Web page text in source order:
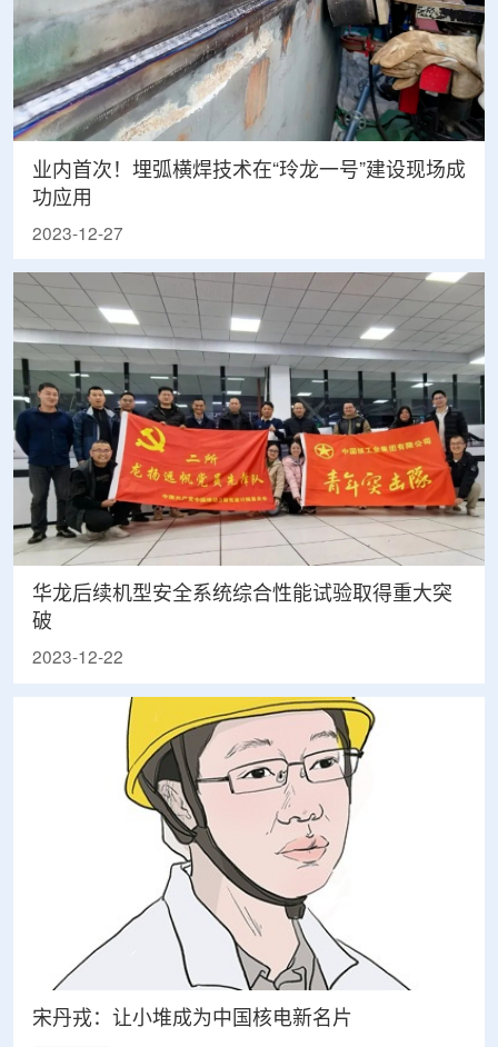
业内首次！埋弧横焊技术在“玲龙一号”建设现场成
功应用
2023-12-27
华龙后续机型安全系统综合性能试验取得重大突
破
2023-12-22
宋丹戎：让小堆成为中国核电新名片